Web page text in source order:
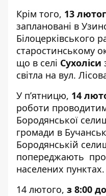
Крім того, 13
заплановані в
Білоцерківського
старостинському
що в селі Сухоліси
світла на вул.
У п’ятницю, 14
роботи
Бopoдянської
громади в
Бородянській
попереджають про
населених пунктах.
14 лютого, з 8:00